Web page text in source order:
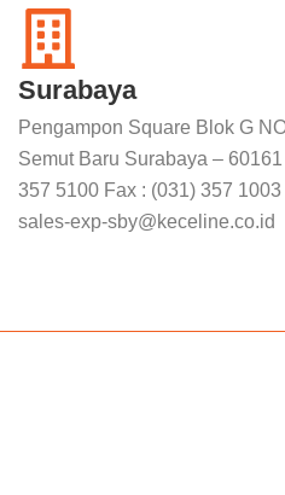
Surabaya
Pengampon Square Blok G
Semut Baru Surabaya –
357 5100 Fax : (031) 357
sales-exp-sby@keceline.co.id